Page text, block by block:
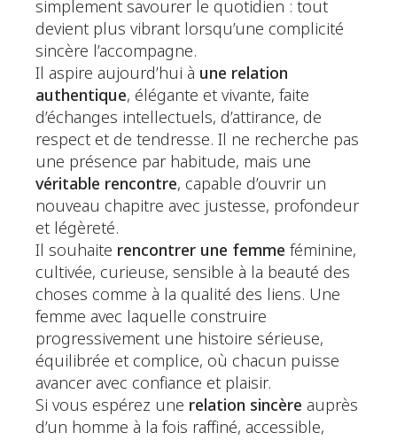
simplement savourer le quotidien : tout
devient plus vibrant lorsqu’une complicité
sincère l’accompagne.
Il aspire aujourd’hui à une relation
authentique, élégante et vivante, faite
d’échanges intellectuels, d’attirance, de
respect et de tendresse. Il ne recherche pas
une présence par habitude, mais une
véritable rencontre, capable d’ouvrir un
nouveau chapitre avec justesse, profondeur
et légèreté.
Il souhaite rencontrer une femme féminine,
cultivée, curieuse, sensible à la beauté des
choses comme à la qualité des liens. Une
femme avec laquelle construire
progressivement une histoire sérieuse,
équilibrée et complice, où chacun puisse
avancer avec confiance et plaisir.
Si vous espérez une relation sincère auprès
d’un homme à la fois raffiné, accessible,